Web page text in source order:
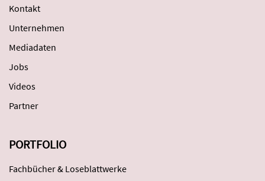
Kontakt
Unternehmen
Mediadaten
Jobs
Videos
Partner
PORTFOLIO
Fachbücher & Loseblattwerke